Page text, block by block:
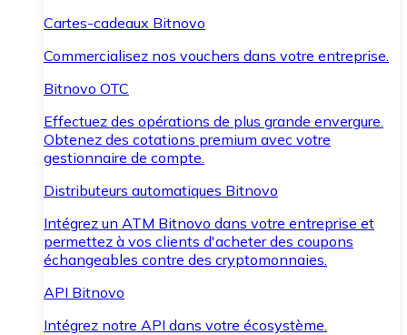
Cartes-cadeaux Bitnovo
Commercialisez nos vouchers dans votre entreprise.
Bitnovo OTC
Effectuez des opérations de plus grande envergure.
Obtenez des cotations premium avec votre
gestionnaire de compte.
Distributeurs automatiques Bitnovo
Intégrez un ATM Bitnovo dans votre entreprise et
permettez à vos clients d'acheter des coupons
échangeables contre des cryptomonnaies.
API Bitnovo
Intégrez notre API dans votre écosystème.